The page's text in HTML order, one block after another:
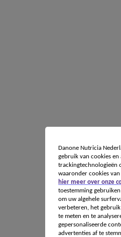
Danone Nutricia
gebruik van cookies en
trackingtechnologieën
waaronder cookies
hier meer over onze
toestemming
om uw algehele
verbeteren, het
te meten en te
gepersonaliseerde
advertenties af te